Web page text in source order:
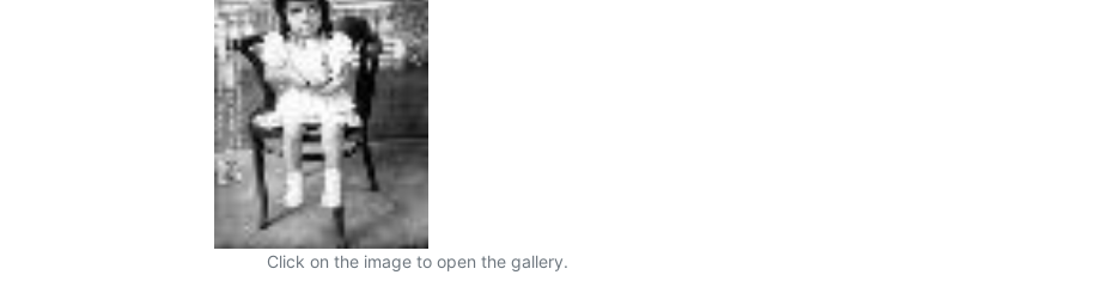
Click on the image to open the gallery.